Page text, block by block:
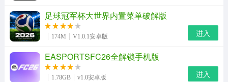
足球冠军杯大世界内置菜单破解版
174M V1.0.1安卓版 进入
EASPORTSFC26全解锁手机版
1.78GB v1.0安卓版 进入